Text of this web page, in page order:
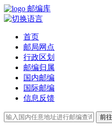
邮编库
首页
邮局网点
行政区划
邮编归属
国内邮编
国际邮编
信息反馈